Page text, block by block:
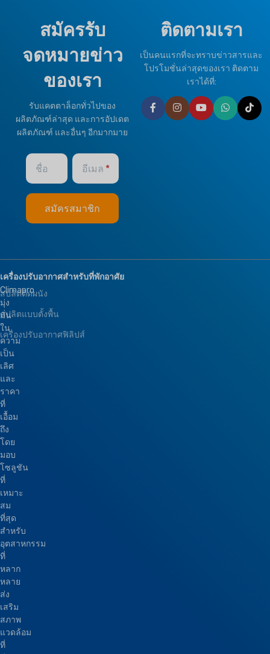
R410a
ประเภทภูมิอากาศ
ยี่ห้อ ไคลมาโปร
OPTIONAL FUNCTION
BMS Module Remote Control
OPTIONAL FUNCTION
Motorized Valves &
Thermostat Controller
HEALTHY PLUS
FUNCTION
สมัครรับ
จดหมายข่าว
ของเรา
รับแคตตาล็อกทั่วไปของ
ผลิตภัณฑ์ล่าสุด และการอัปเดต
ผลิตภัณฑ์ และอื่นๆ อีกมากมาย
ชื่อ อีเมล
ติดตามเรา
เป็นคนแรกที่จะทราบข่าวสารและ
โปรโมชั่นล่าสุดของเรา ติดตาม
เราได้ที่:
Climapro
มุ่ง
มั่น
ใน
ความ
เป็น
เลิศ
และ
ราคา
ที่
เอื้อม
ถึง
โดย
มอบ
โซลูชัน
ที่
เหมาะ
สม
ที่สุด
สำหรับ
อุตสาหกรรม
ที่
หลาก
หลาย
ส่ง
เสริม
สภาพ
แวดล้อม
ที่
เครื่องปรับอากาศสำหรับที่พักอาศัย
สปลิตติดผนัง
สปลิตแบบตั้งพื้น
เครื่องปรับอากาศฟิลิปส์